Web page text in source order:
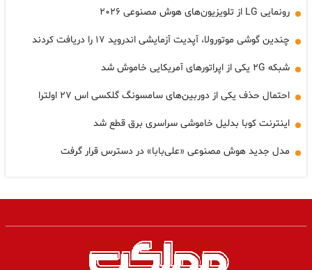
رونمایی LG از تلویزیون‌های هوش مصنوعی ۲۰۲۶
چندین گوشی موتورولا، آپدیت آزمایشی اندروید ۱۷ را دریافت کردند
شبکه ۲G یکی از اپراتورهای آمریکایی خاموش شد
احتمال حذف یکی از دوربین‌های سامسونگ گلکسی اس ۲۷ اولترا
اینترنت کوبا بدلیل خاموشی سراسری برق قطع شد
مدل جدید هوش مصنوعی «علی‌بابا» در دسترس قرار گرفت